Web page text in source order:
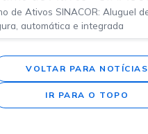
de Ativos SINACOR: Aluguel
automática e integrada
VOLTAR PARA NOTÍCIAS
IR PARA O TOPO